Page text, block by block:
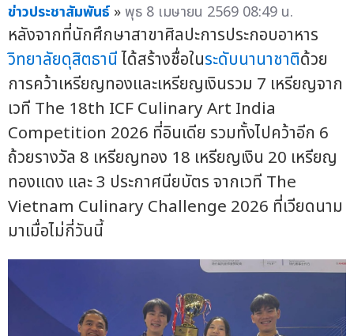
ข่าวประชาสัมพันธ์ »พุธ 8 เมษายน 2569 08:49 น.
หลังจากที่นักศึกษาสาขาศิลปะการประกอบอาหาร
วิทยาลัยดุสิตธานีได้สร้างชื่อในระดับนานาชาติด้วย
การคว้าเหรียญทองและเหรียญเงินรวม 7 เหรียญจาก
เวที The 18th ICF Culinary Art India
Competition 2026 ที่อินเดีย รวมทั้งไปคว้าอีก 6
ถ้วยรางวัล 8 เหรียญทอง 18 เหรียญเงิน 20 เหรียญ
ทองแดง และ 3 ประกาศนียบัตร จากเวที The
Vietnam Culinary Challenge 2026 ที่เวียดนาม
มาเมื่อไม่กี่วันนี้